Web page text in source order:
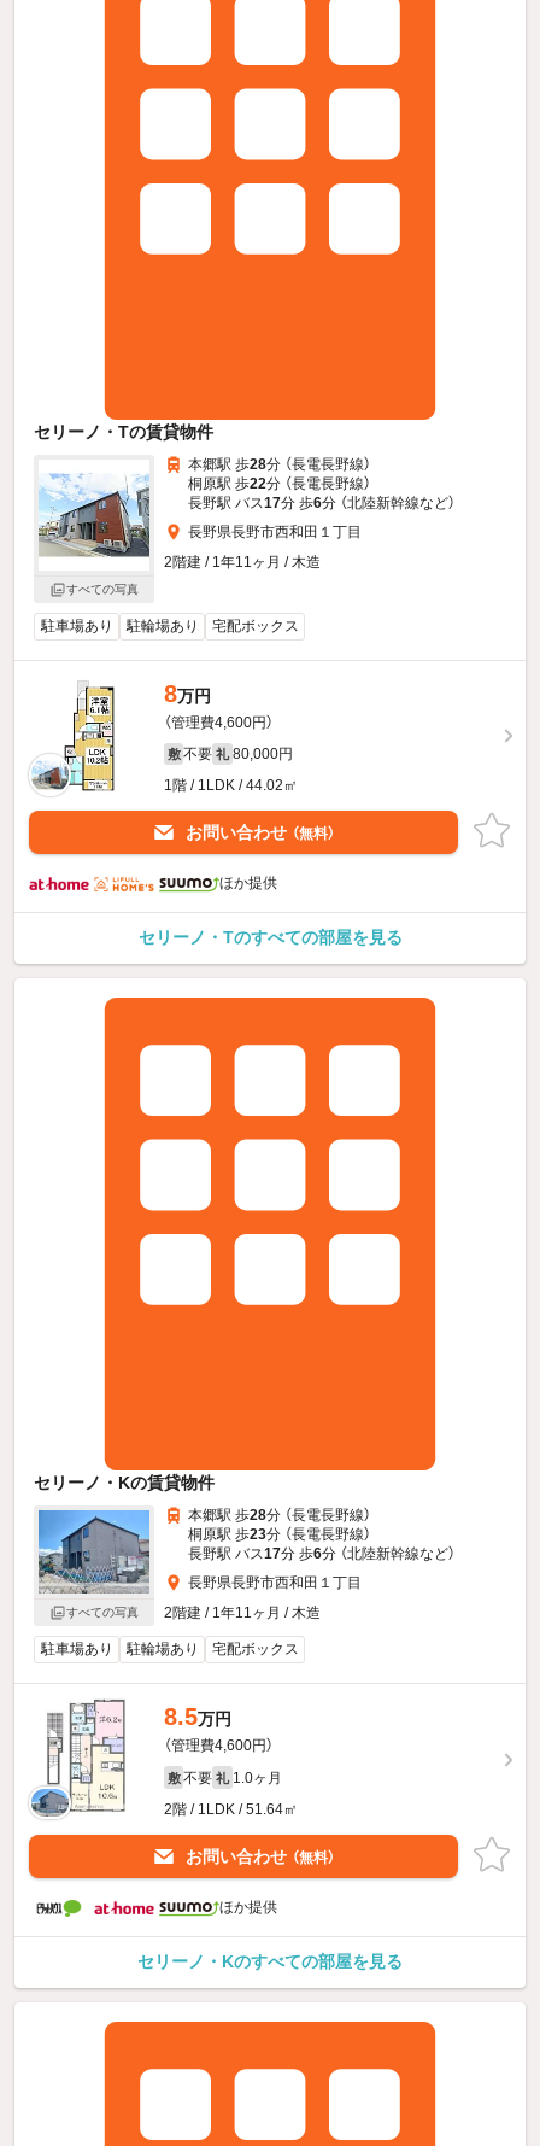
セリーノ・Tの賃貸物件
すべての写真
本郷駅 歩28分 （長電長野線）
桐原駅 歩22分 （長電長野線）
長野駅 バス17分 歩6分 （北陸新幹線など）
長野県長野市西和田１丁目
2階建 / 1年11ヶ月 / 木造
駐車場あり 駐輪場あり 宅配ボックス
8万円
（管理費4,600円）
敷 不要 礼 80,000円
1階 / 1LDK / 44.02㎡
お問い合わせ （無料）
ほか提供
セリーノ・Tのすべての部屋を見る
セリーノ・Kの賃貸物件
すべての写真
本郷駅 歩28分 （長電長野線）
桐原駅 歩23分 （長電長野線）
長野駅 バス17分 歩6分 （北陸新幹線など）
長野県長野市西和田１丁目
2階建 / 1年11ヶ月 / 木造
駐車場あり 駐輪場あり 宅配ボックス
8.5万円
（管理費4,600円）
敷 不要 礼 1.0ヶ月
2階 / 1LDK / 51.64㎡
お問い合わせ （無料）
ほか提供
セリーノ・Kのすべての部屋を見る